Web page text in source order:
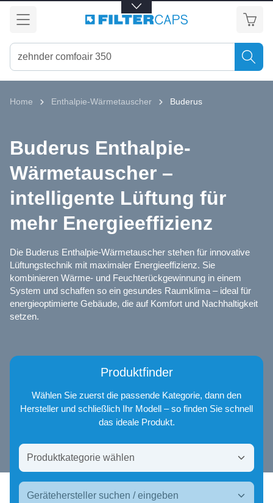
springen
Home Enthalpie-Wärmetauscher Buderus
Buderus Enthalpie-
Wärmetauscher –
intelligente Lüftung für
mehr Energieeffizienz
Die Buderus Enthalpie-Wärmetauscher stehen für innovative
Lüftungstechnik mit maximaler Energieeffizienz. Sie
kombinieren Wärme- und Feuchterückgewinnung in einem
System und schaffen so ein gesundes Raumklima – ideal für
energieoptimierte Gebäude, die auf Komfort und Nachhaltigkeit
setzen.
Produktfinder
Wählen Sie zuerst die passende Kategorie, dann den
Hersteller und schließlich Ihr Modell – so finden Sie schnell
das ideale Produkt.